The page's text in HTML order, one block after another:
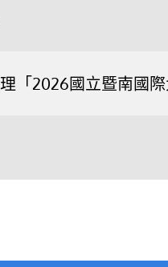
「2026國立暨南國